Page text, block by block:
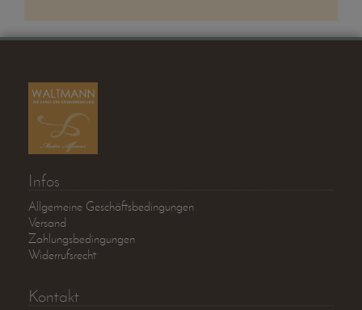
Infos
Allgemeine Geschäftsbedingungen
Versand
Zahlungsbedingungen
Widerrufsrecht
Kontakt